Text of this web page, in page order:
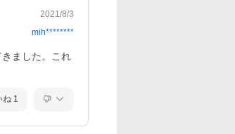
2021/8/3
mih********
ました。これ
ね 1